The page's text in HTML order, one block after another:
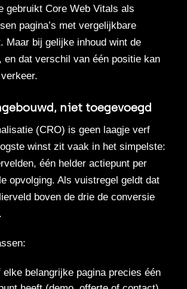
gebruikt Core Web Vitals als
pagina’s met vergelijkbare
Maar bij gelijke inhoud wint de
en dat verschil van één positie kan
niet toegevoegd
(CRO) is geen laagje verf
winst zit vaak in het simpelste:
één helder actiepunt per
opvolging. Als vuistregel geldt dat
boven de drie de conversie
elke belangrijke pagina precies één